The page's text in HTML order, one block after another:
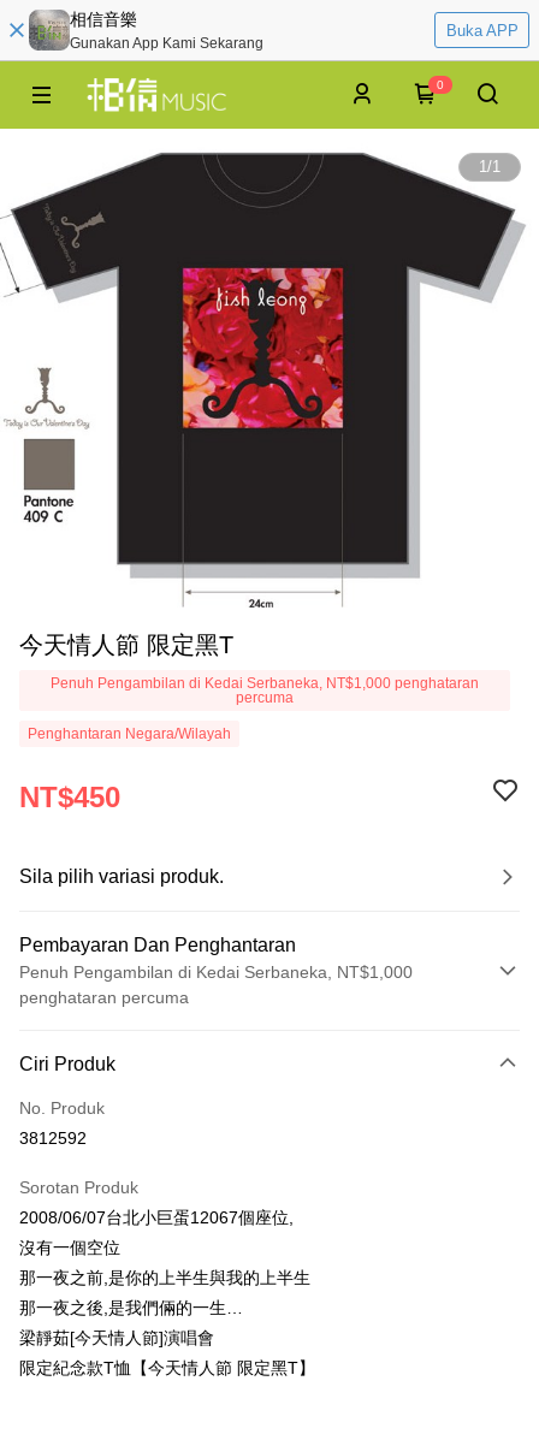
相信音樂
Gunakan App Kami Sekarang
Buka APP
0
1/1
今天情人節 限定黑T
Penuh Pengambilan di Kedai Serbaneka, NT$1,000 penghataran
percuma
Penghantaran Negara/Wilayah
NT$450
Sila pilih variasi produk.
Pembayaran Dan Penghantaran
Penuh Pengambilan di Kedai Serbaneka, NT$1,000
penghataran percuma
Kad Kredit (Bayaran Penuh)
Pengambilan di Kedai Serbaneka
Easy Wallet
Google Pay
Plus PAY
Ciri Produk
No. Produk
3812592
Sorotan Produk
2008/06/07台北小巨蛋12067個座位,
沒有一個空位
那一夜之前,是你的上半生與我的上半生
那一夜之後,是我們倆的一生…
梁靜茹[今天情人節]演唱會
限定紀念款T恤【今天情人節 限定黑T】